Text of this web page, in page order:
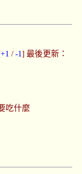
+1 /-1] 最後更新：
吃什麼